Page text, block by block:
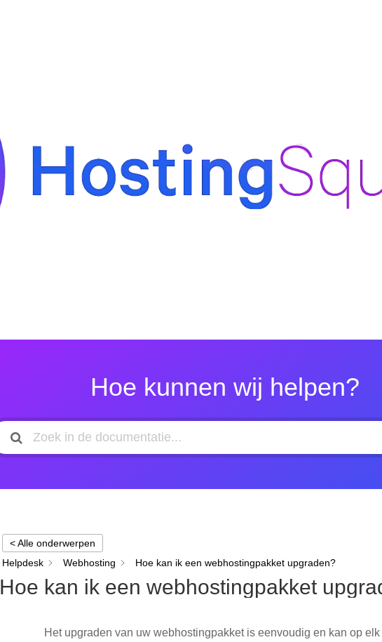
Hoe kunnen wij helpen?
< Alle onderwerpen
Helpdesk
Webhosting Hoe kan ik een webhostingpakket upgraden?
Hoe kan ik een webhostingpakket
Het upgraden van uw webhostingpakket is eenvoudig en kan op elk